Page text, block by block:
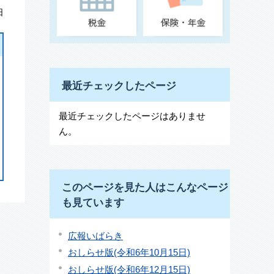
最近チェックしたページ
最近チェックしたページはありませ
ん。
このページを見た人はこんなページ
も見ています
広報いばらき
おしらせ版(令和6年10月15日)
おしらせ版(令和6年12月15日)